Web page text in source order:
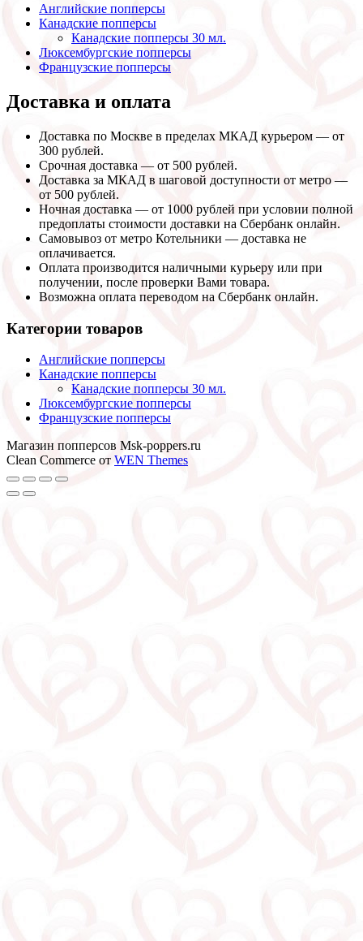
Английские попперсы
Канадские попперсы
Канадские попперсы 30 мл.
Люксембургские попперсы
Французские попперсы
Доставка и оплата
Доставка по Москве в пределах МКАД курьером — от
300 рублей.
Срочная доставка — от 500 рублей.
Доставка за МКАД в шаговой доступности от метро —
от 500 рублей.
Ночная доставка — от 1000 рублей при условии полной
предоплаты стоимости доставки на Сбербанк онлайн.
Самовывоз от метро Котельники — доставка не
оплачивается.
Оплата производится наличными курьеру или при
получении, после проверки Вами товара.
Возможна оплата переводом на Сбербанк онлайн.
Категории товаров
Английские попперсы
Канадские попперсы
Канадские попперсы 30 мл.
Люксембургские попперсы
Французские попперсы
Магазин попперсов Msk-poppers.ru
Clean Commerce от WEN Themes